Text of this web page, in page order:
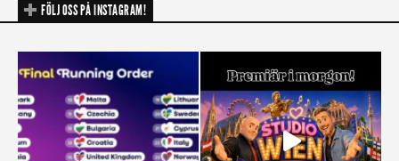
FÖLJ OSS PÅ INSTAGRAM!